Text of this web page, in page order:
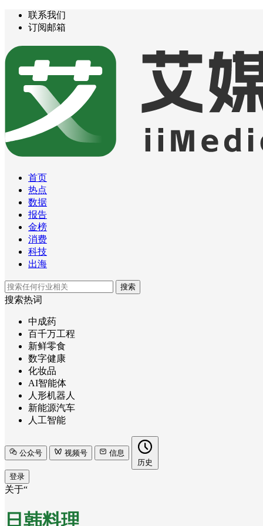
联系我们
订阅邮箱
首页
热点
数据
报告
金榜
消费
科技
出海
搜索
搜索热词
中成药
百千万工程
新鲜零食
数字健康
化妆品
AI智能体
人形机器人
新能源汽车
人工智能
公众号 视频号
信息
历史
登录
关于“
日韩料理